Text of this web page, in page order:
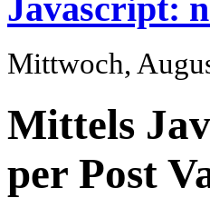
Javascript:
Mittwoch,
Mittels
per Post